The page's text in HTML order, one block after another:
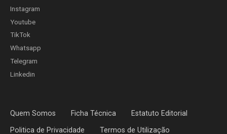
Instagram
Youtube
TikTok
Whatsapp
Telegram
Linkedin
Quem Somos Ficha Técnica Estatuto Editorial
Politica de Privacidade Termos de Utilização